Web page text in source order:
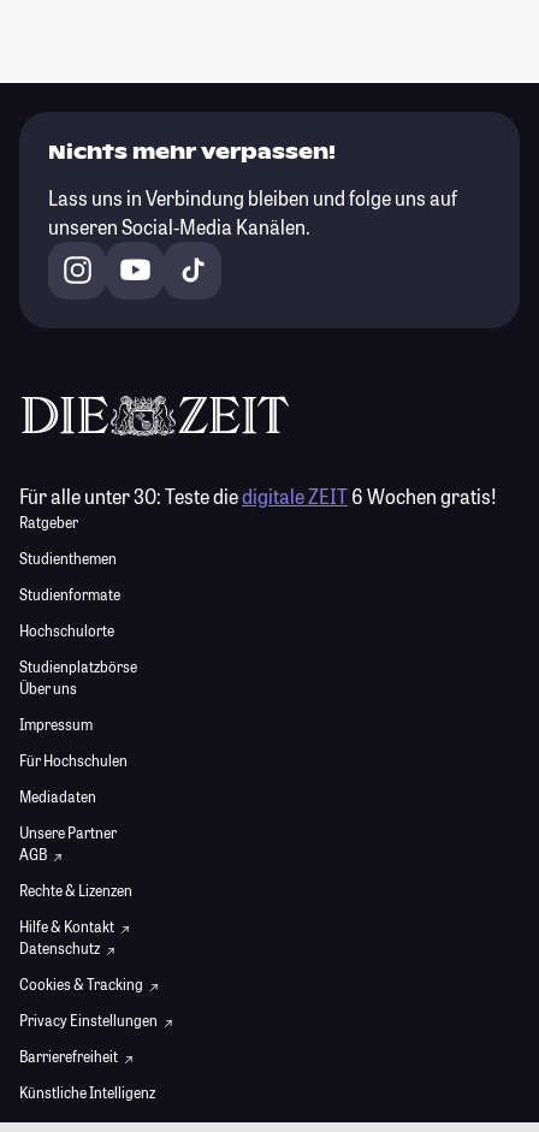
Nichts mehr verpassen!
Lass uns in Verbindung bleiben und folge uns auf
unseren Social-Media Kanälen.
Für alle unter 30:Teste diedigitale ZEIT6 Wochen gratis!
Ratgeber
Studienthemen
Studienformate
Hochschulorte
Studienplatzbörse
Über uns
Impressum
Für Hochschulen
Mediadaten
Unsere Partner
AGB
Rechte & Lizenzen
Hilfe & Kontakt
Datenschutz
Cookies & Tracking
Privacy Einstellungen
Barrierefreiheit
Künstliche Intelligenz